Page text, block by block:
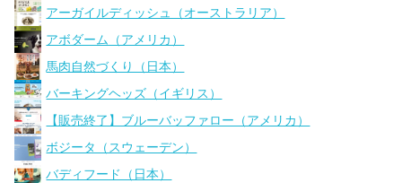
アーガイルディッシュ（オーストラリア）
アボダーム（アメリカ）
馬肉自然づくり（日本）
バーキングヘッズ（イギリス）
【販売終了】ブルーバッファロー（アメリカ）
ボジータ（スウェーデン）
バディフード（日本）